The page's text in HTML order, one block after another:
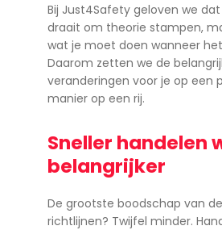
Bij Just4Safety geloven we
draait om theorie stampen,
wat je moet doen wanneer
Daarom zetten we de
veranderingen voor je op een
manier op een rij.
Sneller handelen
belangrijker
De grootste boodschap van
richtlijnen? Twijfel minder.